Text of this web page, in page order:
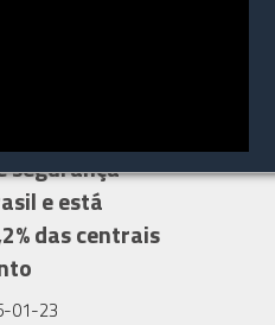
segurança
e está
das centrais
01-23